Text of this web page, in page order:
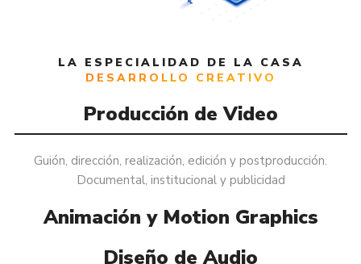
LA ESPECIALIDAD DE LA CASA
DESARROLLO CREATIVO
Producción de Video
Guión, dirección, realización, edición y postproducción.
Documental, institucional y publicidad
Animación y Motion Graphics
Diseño de Audio